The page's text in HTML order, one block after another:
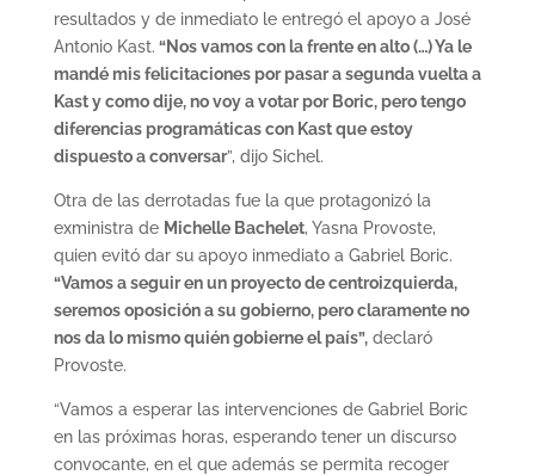
resultados y de inmediato le entregó el apoyo a José
Antonio Kast. “Nos vamos con la frente en alto (…) Ya le
mandé mis felicitaciones por pasar a segunda vuelta a
Kast y como dije, no voy a votar por Boric, pero tengo
diferencias programáticas con Kast que estoy
dispuesto a conversar”, dijo Sichel.
Otra de las derrotadas fue la que protagonizó la
exministra de Michelle Bachelet, Yasna Provoste,
quien evitó dar su apoyo inmediato a Gabriel Boric.
“Vamos a seguir en un proyecto de centroizquierda,
seremos oposición a su gobierno, pero claramente no
nos da lo mismo quién gobierne el país”,declaró
Provoste.
“Vamos a esperar las intervenciones de Gabriel Boric
en las próximas horas, esperando tener un discurso
convocante, en el que además se permita recoger